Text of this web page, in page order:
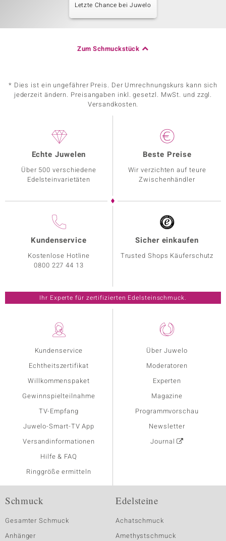
Letzte Chance bei Juwelo
Zum Schmuckstück
* Dies ist ein ungefährer Preis. Der Umrechnungskurs kann sich
jederzeit ändern. Preisangaben inkl. gesetzl. MwSt. und zzgl.
Versandkosten.
Kundenservice
Echtheitszertifikat
Willkommenspaket
Gewinnspielteilnahme
TV-Empfang
Juwelo-Smart-TV App
Versandinformationen
Hilfe & FAQ
Ringgröße ermitteln
Über Juwelo
Moderatoren
Experten
Magazine
Programmvorschau
Newsletter
Journal
Echte Juwelen
Über 500 verschiedene
Edelsteinvarietäten
Beste Preise
Wir verzichten auf teure
Zwischenhändler
Kundenservice
Kostenlose Hotline
0800 227 44 13
Sicher einkaufen
Trusted Shops Käuferschutz
Ihr Experte für zertifizierten Edelsteinschmuck.
Schmuck
Gesamter Schmuck
Anhänger
Edelsteine
Achatschmuck
Amethystschmuck